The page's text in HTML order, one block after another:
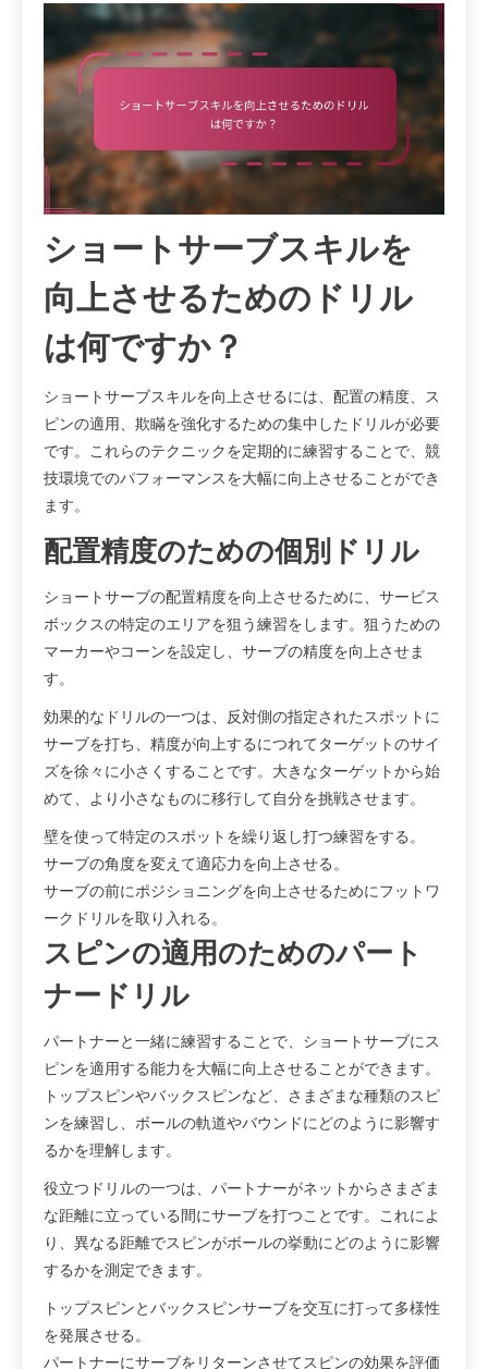
ショートサーブスキルを
向上させるためのドリル
は何ですか？
ショートサーブスキルを向上させるには、配置の精度、ス
ピンの適用、欺瞞を強化するための集中したドリルが必要
です。これらのテクニックを定期的に練習することで、競
技環境でのパフォーマンスを大幅に向上させることができ
ます。
配置精度のための個別ドリル
ショートサーブの配置精度を向上させるために、サービス
ボックスの特定のエリアを狙う練習をします。狙うための
マーカーやコーンを設定し、サーブの精度を向上させま
す。
効果的なドリルの一つは、反対側の指定されたスポットに
サーブを打ち、精度が向上するにつれてターゲットのサイ
ズを徐々に小さくすることです。大きなターゲットから始
めて、より小さなものに移行して自分を挑戦させます。
壁を使って特定のスポットを繰り返し打つ練習をする。
サーブの角度を変えて適応力を向上させる。
サーブの前にポジショニングを向上させるためにフットワ
ークドリルを取り入れる。
スピンの適用のためのパート
ナードリル
パートナーと一緒に練習することで、ショートサーブにス
ピンを適用する能力を大幅に向上させることができます。
トップスピンやバックスピンなど、さまざまな種類のスピ
ンを練習し、ボールの軌道やバウンドにどのように影響す
るかを理解します。
役立つドリルの一つは、パートナーがネットからさまざま
な距離に立っている間にサーブを打つことです。これによ
り、異なる距離でスピンがボールの挙動にどのように影響
するかを測定できます。
トップスピンとバックスピンサーブを交互に打って多様性
を発展させる。
パートナーにサーブをリターンさせてスピンの効果を評価